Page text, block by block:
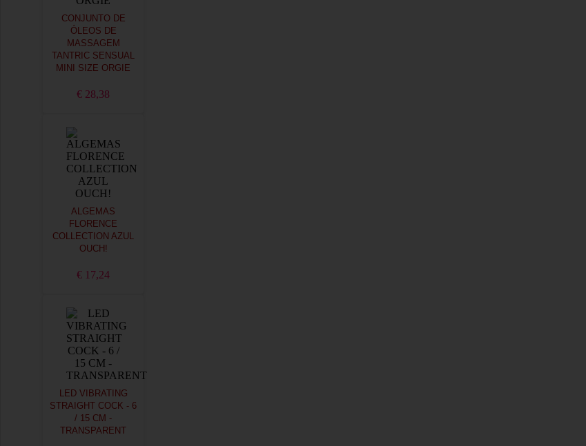
CONJUNTO DE
ÓLEOS DE
MASSAGEM
TANTRIC SENSUAL
MINI SIZE ORGIE
€ 28,38
ALGEMAS
FLORENCE
COLLECTION AZUL
OUCH!
€ 17,24
LED VIBRATING
STRAIGHT COCK - 6
/ 15 CM -
TRANSPARENT